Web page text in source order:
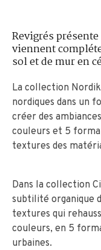
Revigrés
viennent
sol et de mur en
La collection
nordiques dans un
créer des
couleurs et 5
textures des
Dans la collection
subtilité organique
textures qui
couleurs, en 5
urbaines.